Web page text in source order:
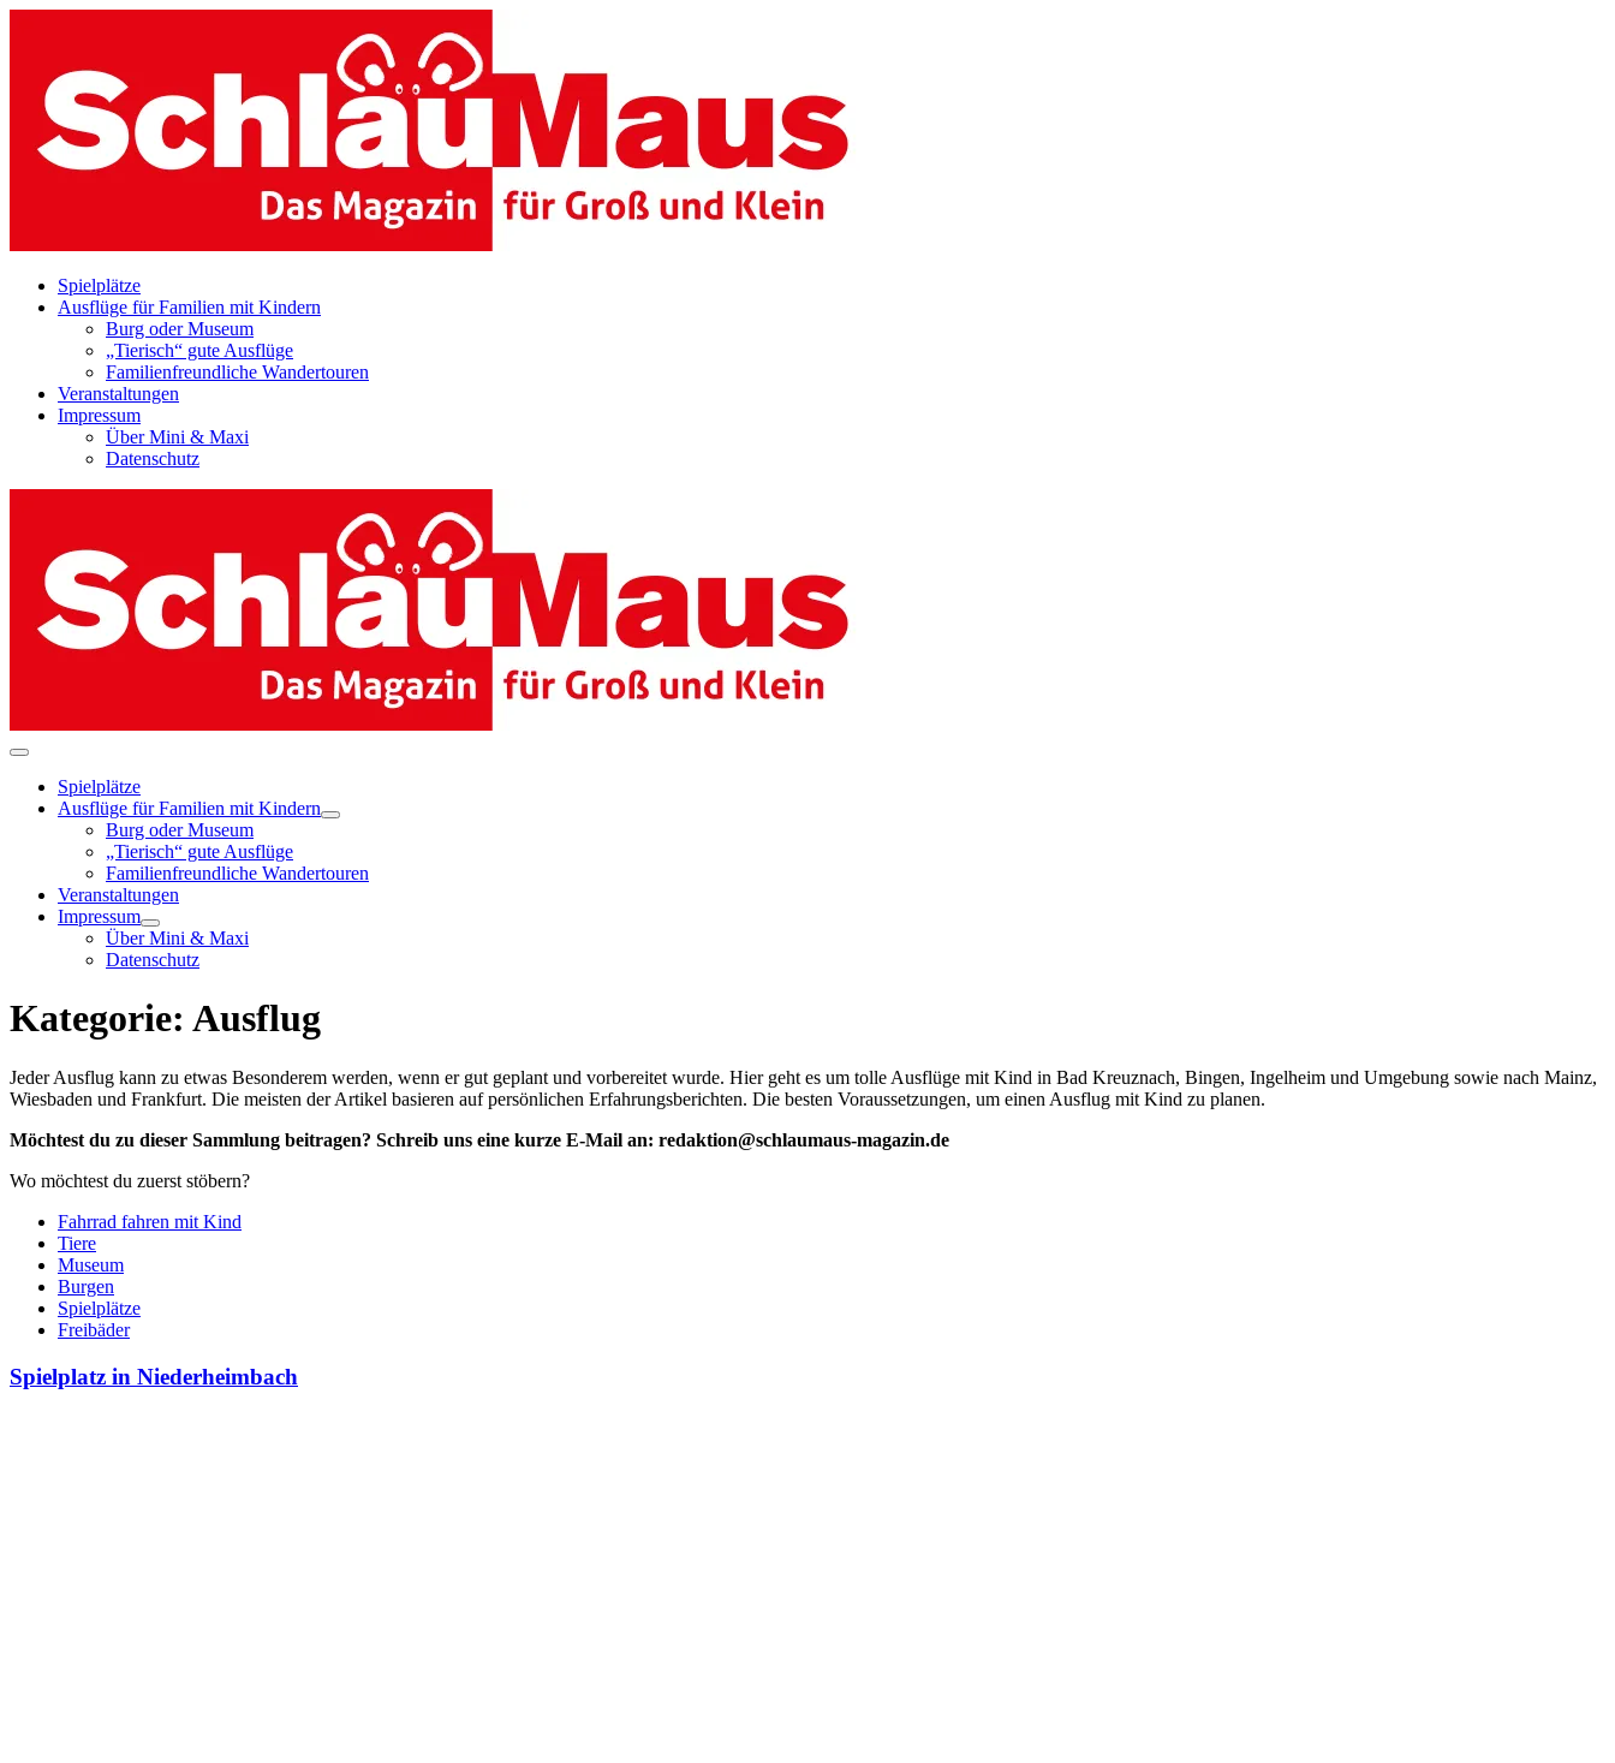
Spielplätze
Ausflüge für Familien mit Kindern
Burg oder Museum
„Tierisch“ gute Ausflüge
Familienfreundliche Wandertouren
Veranstaltungen
Impressum
Über Mini & Maxi
Datenschutz
Menü-
SchalterSpielplätze
Ausflüge für Familien mit Kindern
Menü-
Burg oder Museum
„Tierisch“ gute Ausflüge
Familienfreundliche Wandertouren
Veranstaltungen
Impressum
Menü-
Schalter
Über Mini & Maxi
Datenschutz
Kategorie: Ausflug
Jeder Ausflug kann zu etwas Besonderem werden, wenn er gut geplant und vorbereitet wurde. Hier geht es um tolle Ausflüge mit Kind in Bad Kreuznach, Bingen, Ingelheim und Umgebung sowie nach Mainz,
Wiesbaden und Frankfurt. Die meisten der Artikel basieren auf persönlichen Erfahrungsberichten. Die besten Voraussetzungen, um einen Ausflug mit Kind zu planen.
Möchtest du zu dieser Sammlung beitragen? Schreib uns eine kurze E-Mail an: redaktion@schlaumaus-magazin.de
Wo möchtest du zuerst stöbern?
Fahrrad fahren mit Kind
Tiere
Museum
Burgen
Spielplätze
Freibäder
Spielplatz in Niederheimbach